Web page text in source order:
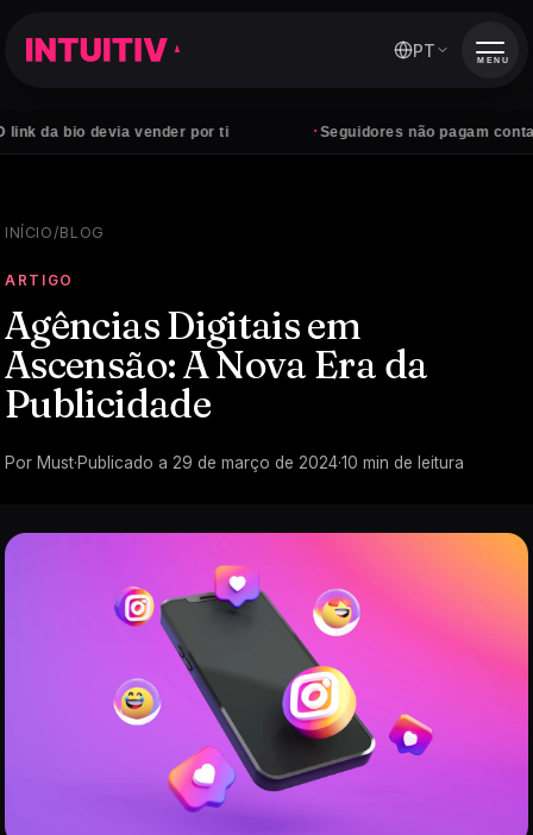
vender por ti ·Seguidores não pagam contas —
PT MENU
INÍCIO/BLOG
ARTIGO
Agências Digitais em
Ascensão: A Nova Era da
Publicidade
Por Must·Publicado a 29 de março de 2024·10 min de leitura